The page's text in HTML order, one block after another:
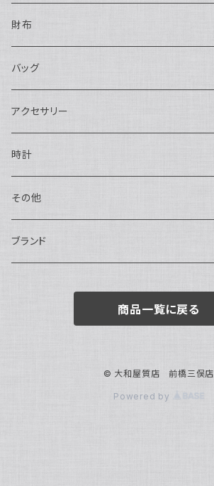
財布
長財布
二つ折り
バッグ
ショルダーバッグ・ボディバッグ
ハンドバッグ・ポーチ
トートバッグ
バックパック・リュックサック
ボストンバッグ
アクセサリー
ネックレス
指輪
ピアス・イヤリング
チャーム・キーホルダー
時計
アナログ・機械式
アナログ・クォーツ
その他
ペン・万年筆
ブランド
BOTTEGA VENETA
商品一覧に戻る
© 大和屋質店 前橋三俣店
Powered by